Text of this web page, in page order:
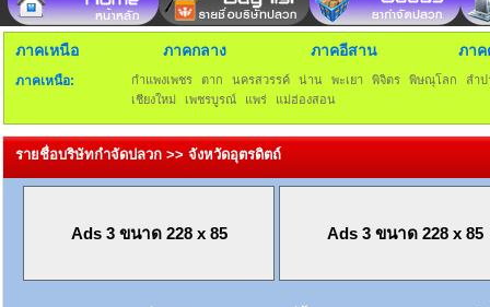
ภาคเหนือ ภาคกลาง ภาคอีสาน ภาค
ภาคเหนือ: กำแพงเพชร ตาก นครสวรรค์ น่าน พะเยา พิจิตร พิษณุโลก
ลำป
เชียงใหม่
เพชรบูรณ์ แพร่ แม่ฮ่องสอน
รายชื่อบริษัทกำจัดปลวก >> จังหวัดอุตรดิตถ์
Ads 3 ขนาด 228 x 85 Ads 3 ขนาด 228 x 85